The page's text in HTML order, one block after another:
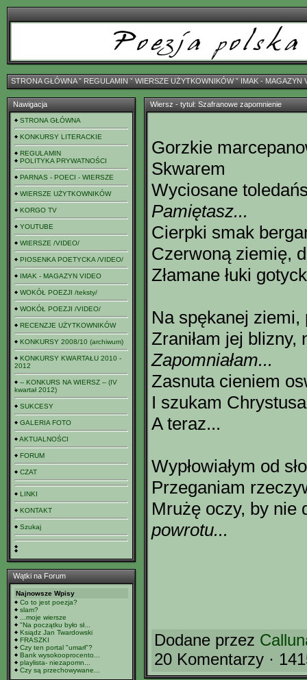
STRONA GŁÓWNAˇ REGULAMIN ˇ WIERSZE UŻYTKOWNIKÓWˇ IMAK - MAGAZYN
Nawigacja
STRONA GŁÓWNA
KONKURSY LITERACKIE
REGULAMIN
POLITYKA PRYWATNOŚCI
PARNAS - POECI - WIERSZE
WIERSZE UŻYTKOWNIKÓW
KORGO TV
YOUTUBE
WIERSZE /VIDEO/
PIOSENKA POETYCKA /VIDEO/
IMAK - MAGAZYN VIDEO
WOKÓŁ POEZJI /teksty/
WOKÓŁ POEZJI /VIDEO/
RECENZJE UŻYTKOWNIKÓW
KONKURSY 2008/10 (archiwum)
KONKURSY KWARTAŁU 2010 -
2012
-- KONKURS NA WIERSZ -- (IV
kwartał 2012)
SUKCESY
GALERIA FOTO
AKTUALNOŚCI
FORUM
CZAT
LINKI
KONTAKT
Szukaj
Wątki na Forum
Najnowsze Wpisy
Co to jest poezja?
slam?
...moje wiersze
"Na początku było sł...
Ksiądz Jan Twardowski
FRASZKI
Czy ten portal "umarł"?
Bank wysokooprocento...
playlista- niezapomn...
Czy są przechowywane...
Wiersz - tytuł: Szafranowe zapomnienie
Gorzkie
Skwarem
Wyciosane
Pamiętasz...
Cierpki smak
Czerwoną ziemię,
Złamane łuki
Na spękanej ziemi,
Zraniłam jej blizny,
Zapomniałam...
Zasnuta cieniem
I szukam
A teraz...
Wypłowiałym od
Przeganiam
Mrużę oczy, by nie
powrotu...
Dodane przez
20 Komentarzy ·